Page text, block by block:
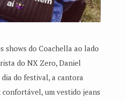
shows do Coachella ao lado
do NX Zero, Daniel
do festival, a cantora
um vestido jeans